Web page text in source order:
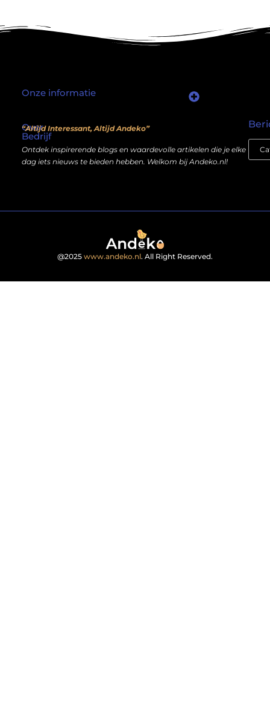
Over
Bedrijf
“Altijd Interessant, Altijd Andeko”
Ontdek inspirerende blogs en waardevolle artikelen die je elke
dag iets nieuws te bieden hebben. Welkom bij Andeko.nl!
Onze informatie
@2025 www.andeko.nl. All Right Reserved.